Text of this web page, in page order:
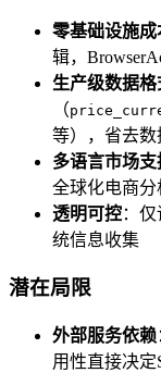
零基础设施成
辑，
生产级数据格
（
等），省去
多语言市场支
全球化电商分
透明可控：
统信息收集
潜在局限
外部服务依赖
用性直接决定